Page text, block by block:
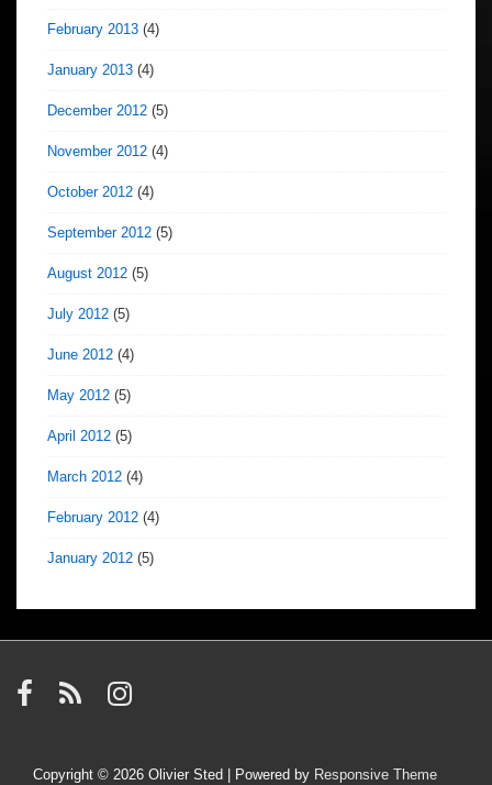
February 2013 (4)
January 2013 (4)
December 2012 (5)
November 2012 (4)
October 2012 (4)
September 2012 (5)
August 2012 (5)
July 2012 (5)
June 2012 (4)
May 2012 (5)
April 2012 (5)
March 2012 (4)
February 2012 (4)
January 2012 (5)
Copyright © 2026 Olivier Sted | Powered by Responsive Theme